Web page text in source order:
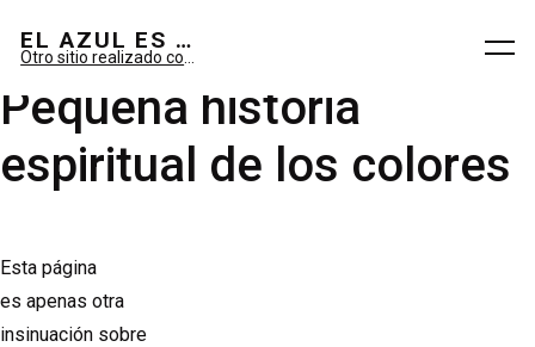
EL AZUL ES SUEÑO; EL VERDE ES IMAGINARIO
Pequeña historia
espiritual de los colores
Esta página
es apenas otra
insinuación sobre